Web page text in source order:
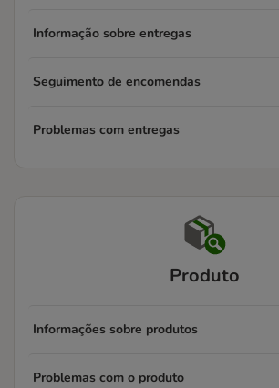
Informação sobre entregas
Seguimento de encomendas
Problemas com entregas
Produto
Informações sobre produtos
Problemas com o produto